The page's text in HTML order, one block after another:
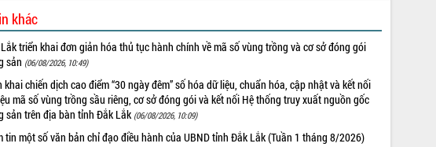
khác
triển khai đơn giản hóa thủ tục hành chính về mã số vùng trồng và cơ sở đóng gói
sản (06/08/2026, 10:49)
khai chiến dịch cao điểm “30 ngày đêm” số hóa dữ liệu, chuẩn hóa, cập nhật và kết nối
mã số vùng trồng sầu riêng, cơ sở đóng gói và kết nối Hệ thống truy xuất nguồn gốc
sản trên địa bàn tỉnh Đắk Lắk (06/08/2026, 10:09)
tin một số văn bản chỉ đạo điều hành của UBND tỉnh Đắk Lắk (Tuần 1 tháng 8/2026)